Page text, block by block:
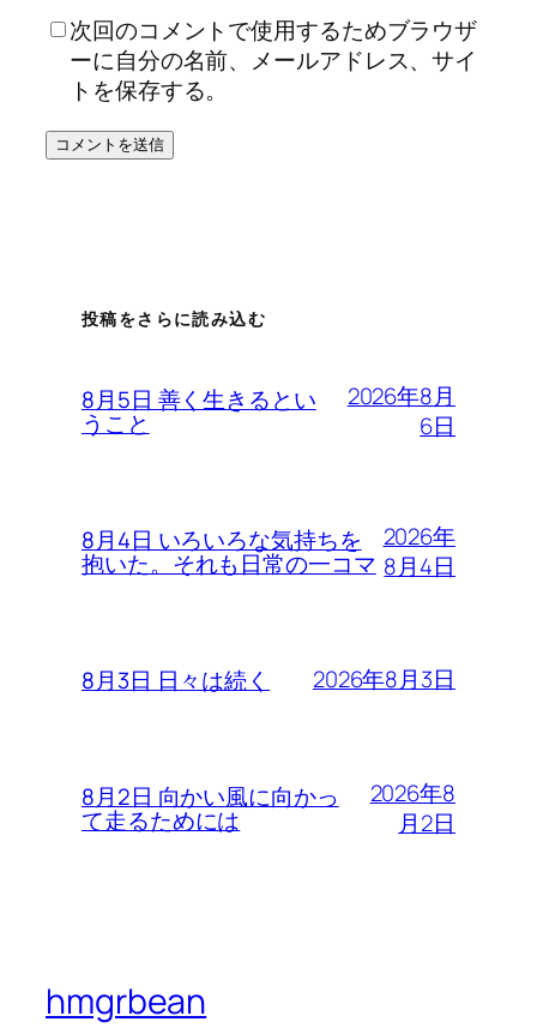
次回のコメントで使用するためブラウザ
ーに自分の名前、メールアドレス、サイ
トを保存する。
投稿をさらに読み込む
8月5日 善く生きるとい
うこと
2026年8月
6日
8月4日 いろいろな気持ちを
抱いた。それも日常の一コマ
2026年
8月4日
8月3日 日々は続く 2026年8月3日
8月2日 向かい風に向かっ
て走るためには
2026年8
月2日
hmgrbean